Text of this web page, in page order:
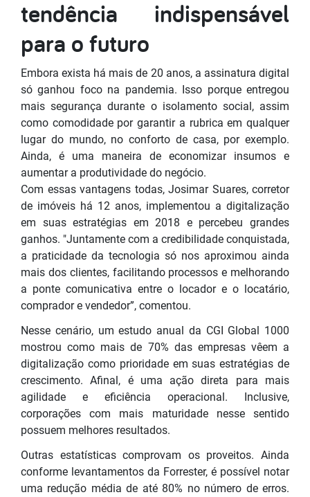
tendência indispensável
para o futuro
Embora exista há mais de 20 anos, a assinatura digital
só ganhou foco na pandemia. Isso porque entregou
mais segurança durante o isolamento social, assim
como comodidade por garantir a rubrica em qualquer
lugar do mundo, no conforto de casa, por exemplo.
Ainda, é uma maneira de economizar insumos e
aumentar a produtividade do negócio.
Com essas vantagens todas, Josimar Suares, corretor
de imóveis há 12 anos, implementou a digitalização
em suas estratégias em 2018 e percebeu grandes
ganhos. "Juntamente com a credibilidade conquistada,
a praticidade da tecnologia só nos aproximou ainda
mais dos clientes, facilitando processos e melhorando
a ponte comunicativa entre o locador e o locatário,
comprador e vendedor”, comentou.
Nesse cenário, um estudo anual da CGI Global 1000
mostrou como mais de 70% das empresas vêem a
digitalização como prioridade em suas estratégias de
crescimento. Afinal, é uma ação direta para mais
agilidade e eficiência operacional. Inclusive,
corporações com mais maturidade nesse sentido
possuem melhores resultados.
Outras estatísticas comprovam os proveitos. Ainda
conforme levantamentos da Forrester, é possível notar
uma redução média de até 80% no número de erros.